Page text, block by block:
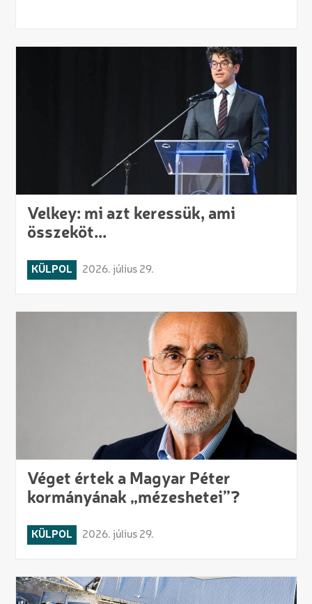
Velkey: mi azt keressük, ami
összeköt...
KÜLPOL 2026. július 29.
Véget értek a Magyar Péter
kormányának „mézeshetei”?
KÜLPOL 2026. július 29.